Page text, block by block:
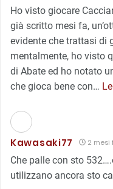
Ho visto giocare
già scritto mesi fa,
evidente che trattasi di
mentalmente, ho visto
di Abate ed ho notato
che gioca bene con…
Kawasaki77 2 mesi
Che palle con sto
utilizzano ancora sto